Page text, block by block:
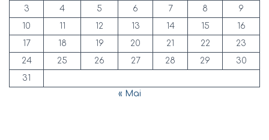
3
4 5 6 7 8
9
10
11 12 13 14 15
16
17
18 19 20 21 22
23
24
25 26 27 28 29
30
31
« Mai